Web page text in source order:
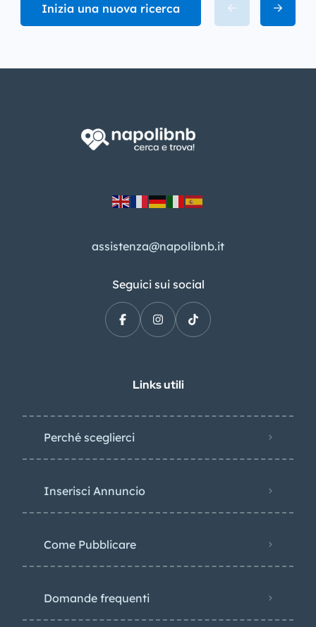
Inizia una nuova ricerca
assistenza@napolibnb.it
Seguici sui social
Links utili
Perché sceglierci
Inserisci Annuncio
Come Pubblicare
Domande frequenti